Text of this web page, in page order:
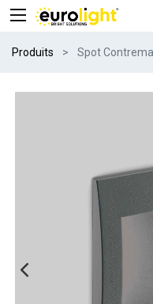
Produits Spot